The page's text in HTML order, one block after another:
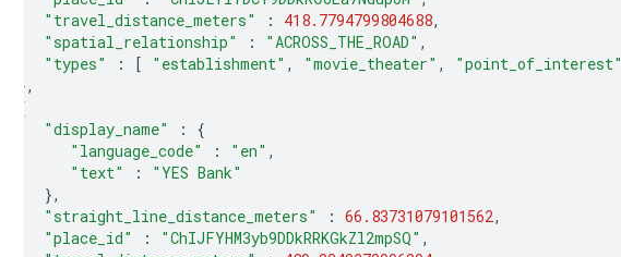
"travel_distance_meters"
: 418.7794799804688,
"spatial_relationship"
: "ACROSS_THE_ROAD" ,
"types"
: [ "establishment" , "movie_theater" , "point_of_interest"
},
{
"display_name"
:
{
"language_code"
: "en" ,
"text"
:
"YES Bank"
},
"straight_line_distance_meters"
: 66.83731079101562,
"place_id"
: "ChIJFYHM3yb9DDkRRKGkZl2mpSQ" ,